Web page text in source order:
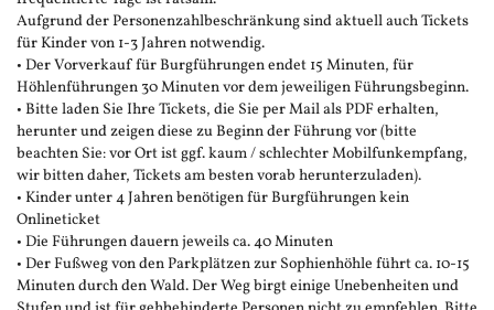
Aufgrund der Personenzahlbeschränkung sind aktuell auch Tickets
für Kinder von 1-3 Jahren notwendig.
• Der Vorverkauf für Burgführungen endet 15 Minuten, für
Höhlenführungen 30 Minuten vor dem jeweiligen Führungsbeginn.
• Bitte laden Sie Ihre Tickets, die Sie per Mail als PDF erhalten,
herunter und zeigen diese zu Beginn der Führung vor (bitte
beachten Sie: vor Ort ist ggf. kaum / schlechter Mobilfunkempfang,
wir bitten daher, Tickets am besten vorab herunterzuladen).
• Kinder unter 4 Jahren benötigen für Burgführungen kein
Onlineticket
• Die Führungen dauern jeweils ca. 40 Minuten
• Der Fußweg von den Parkplätzen zur Sophienhöhle führt ca. 10-15
Minuten durch den Wald. Der Weg birgt einige Unebenheiten und